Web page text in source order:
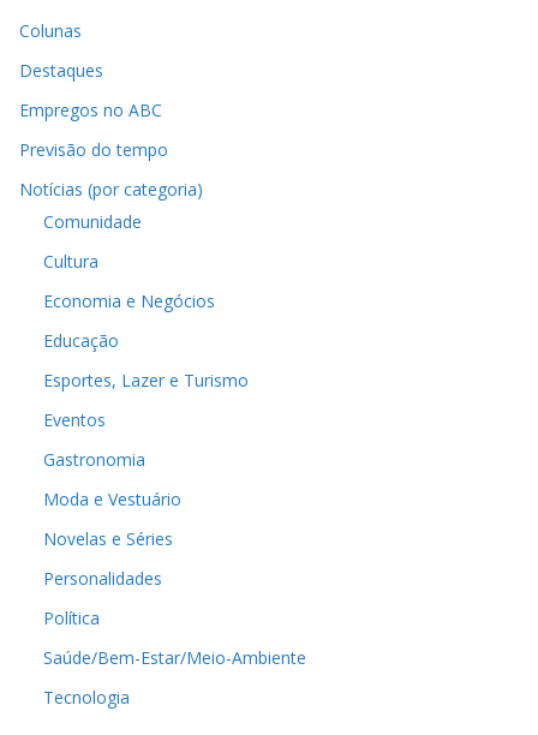
Colunas
Destaques
Empregos no ABC
Previsão do tempo
Notícias (por categoria)
Comunidade
Cultura
Economia e Negócios
Educação
Esportes, Lazer e Turismo
Eventos
Gastronomia
Moda e Vestuário
Novelas e Séries
Personalidades
Política
Saúde/Bem-Estar/Meio-Ambiente
Tecnologia